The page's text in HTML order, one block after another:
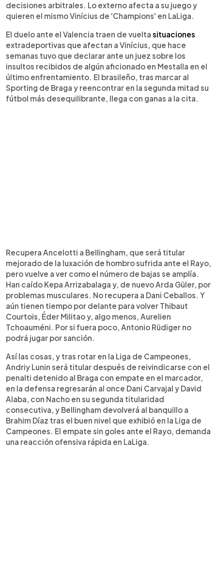
decisiones arbitrales. Lo externo afecta a su juego y
quieren el mismo Vinícius de 'Champions' en LaLiga.
El duelo ante el Valencia traen de vuelta situaciones
extradeportivas que afectan a Vinícius, que hace
semanas tuvo que declarar ante un juez sobre los
insultos recibidos de algún aficionado en Mestalla en el
último enfrentamiento. El brasileño, tras marcar al
Sporting de Braga y reencontrar en la segunda mitad su
fútbol más desequilibrante, llega con ganas a la cita.
Recupera Ancelotti a Bellingham, que será titular
mejorado de la luxación de hombro sufrida ante el Rayo,
pero vuelve a ver como el número de bajas se amplía.
Han caído Kepa Arrizabalaga y, de nuevo Arda Güler, por
problemas musculares. No recupera a Dani Ceballos. Y
aún tienen tiempo por delante para volver Thibaut
Courtois, Éder Militao y, algo menos, Aurelien
Tchoauméni. Por si fuera poco, Antonio Rüdiger no
podrá jugar por sanción.
Así las cosas, y tras rotar en la Liga de Campeones,
Andriy Lunin será titular después de reivindicarse con el
penalti detenido al Braga con empate en el marcador,
en la defensa regresarán al once Dani Carvajal y David
Alaba, con Nacho en su segunda titularidad
consecutiva, y Bellingham devolverá al banquillo a
Brahim Díaz tras el buen nivel que exhibió en la Liga de
Campeones. El empate sin goles ante el Rayo, demanda
una reacción ofensiva rápida en LaLiga.